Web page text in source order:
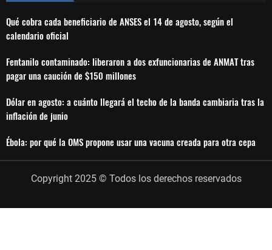
Qué cobra cada beneficiario de ANSES el 14 de agosto, según el
calendario oficial
Fentanilo contaminado: liberaron a dos exfuncionarias de ANMAT tras
pagar una caución de $150 millones
Dólar en agosto: a cuánto llegará el techo de la banda cambiaria tras la
inflación de junio
Ébola: por qué la OMS propone usar una vacuna creada para otra cepa
Copyright 2025 © Todos los derechos reservados